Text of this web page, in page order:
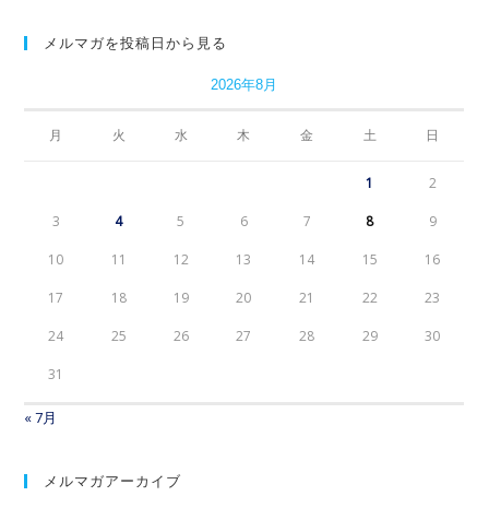
メルマガを投稿日から見る
2026年8月
月 火 水 木 金 土 日
1 2
3 4 5 6 7 8 9
10 11 12 13 14 15 16
17 18 19 20 21 22 23
24 25 26 27 28 29 30
31
« 7月
メルマガアーカイブ